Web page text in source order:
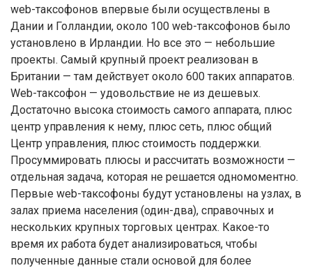
web-таксофонов впервые были осуществлены в
Дании и Голландии, около 100 web-таксофонов было
установлено в Ирландии. Но все это — небольшие
проекты. Cамый крупный проект реализован в
Британии — там действует около 600 таких аппаратов.
Web-таксофон — удовольствие не из дешевых.
Достаточно высока стоимость самого аппарата, плюс
центр управления к нему, плюс сеть, плюс общий
Центр управления, плюс стоимость поддержки.
Просуммировать плюсы и рассчитать возможности —
отдельная задача, которая не решается одномоментно.
Первые web-таксофоны будут установлены на узлах, в
залах приема населения (один-два), справочных и
нескольких крупных торговых центрах. Какое-то
время их работа будет анализироваться, чтобы
полученные данные стали основой для более